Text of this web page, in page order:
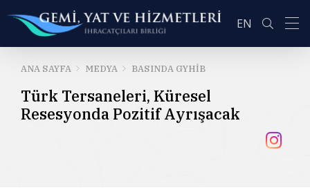
EN
ARA
ANA SAYFA MEDYA BASINDA GYHİB
Türk Tersaneleri, Küresel
Resesyonda Pozitif Ayrışacak